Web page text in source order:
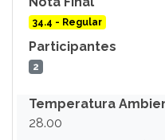
34.4 - Regular
Participantes
2
Temperatura
28.00